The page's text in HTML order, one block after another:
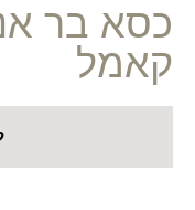
כסא בר
קאמל